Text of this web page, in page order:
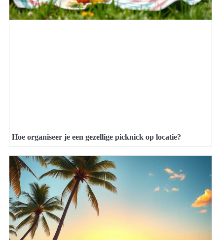
Hoe organiseer je een gezellige picknick op locatie?